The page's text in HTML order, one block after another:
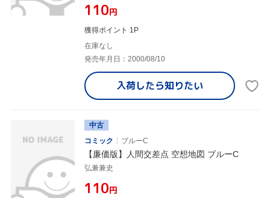
¥110円
獲得ポイント 1P
在庫なし
発売年月日：2000/08/10
入荷したら知りたい
中古
コミック
ブルーC
【廉価版】人間交差点 空想地図 ブルーC
弘兼兼史
¥110円